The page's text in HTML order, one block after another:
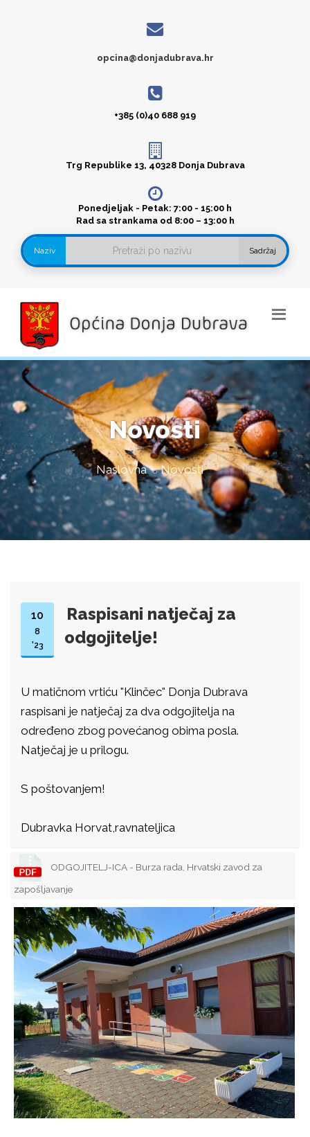
opcina@donjadubrava.hr
+385 (0)40 688 919
Trg Republike 13, 40328 Donja Dubrava
Ponedjeljak - Petak: 7:00 - 15:00 h
Rad sa strankama od 8:00 – 13:00 h
Naziv Sadržaj
Novosti
Naslovna Novosti
10
8
'23
Raspisani natječaj za
odgojitelje!
U matičnom vrtiću "Klinčec" Donja Dubrava
raspisani je natječaj za dva odgojitelja na
određeno zbog povećanog obima posla.
Natječaj je u prilogu.
S poštovanjem!
Dubravka Horvat,ravnateljica
ODGOJITELJ-ICA - Burza rada, Hrvatski zavod za
zapošljavanje